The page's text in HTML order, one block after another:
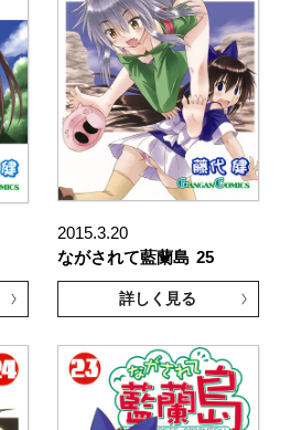
2015.3.20
ながされて藍蘭島 25
詳しく見る